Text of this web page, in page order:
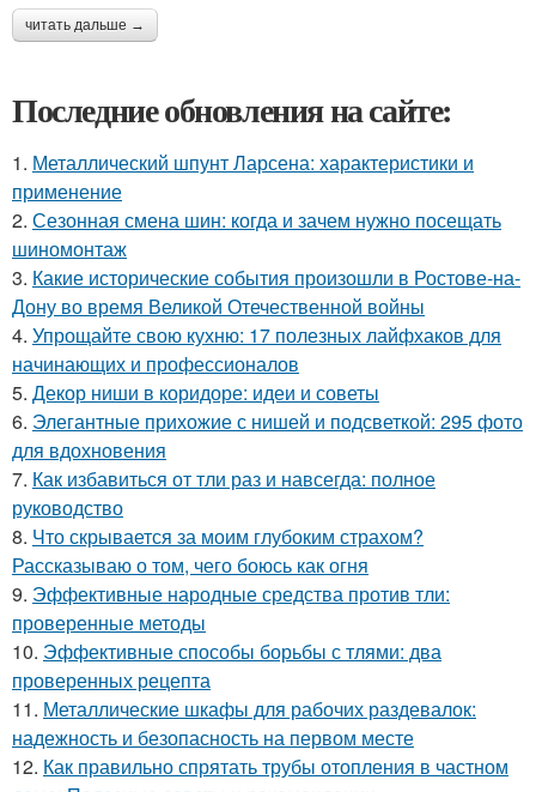
читать дальше →
Последние обновления на сайте:
1. Металлический шпунт Ларсена: характеристики и
применение
2. Сезонная смена шин: когда и зачем нужно посещать
шиномонтаж
3. Какие исторические события произошли в Ростове-на-
Дону во время Великой Отечественной войны
4. Упрощайте свою кухню: 17 полезных лайфхаков для
начинающих и профессионалов
5. Декор ниши в коридоре: идеи и советы
6. Элегантные прихожие с нишей и подсветкой: 295 фото
для вдохновения
7. Как избавиться от тли раз и навсегда: полное
руководство
8. Что скрывается за моим глубоким страхом?
Рассказываю о том, чего боюсь как огня
9. Эффективные народные средства против тли:
проверенные методы
10. Эффективные способы борьбы с тлями: два
проверенных рецепта
11. Металлические шкафы для рабочих раздевалок:
надежность и безопасность на первом месте
12. Как правильно спрятать трубы отопления в частном